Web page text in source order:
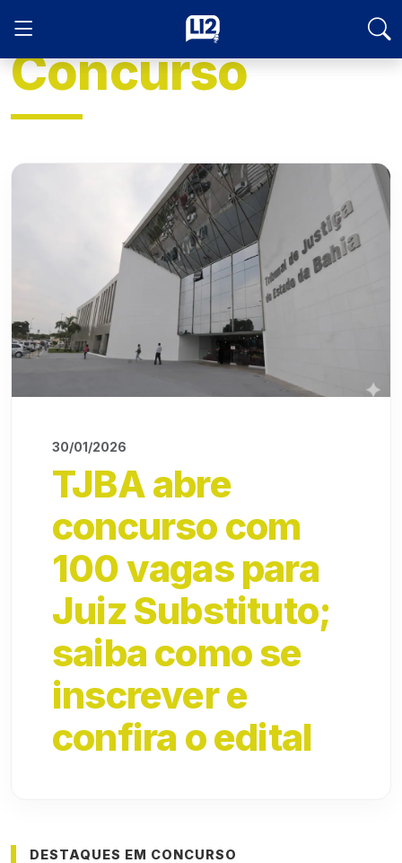
Concurso
30/01/2026
TJBA abre
concurso com
100 vagas para
Juiz Substituto;
saiba como se
inscrever e
confira o edital
DESTAQUES EM CONCURSO